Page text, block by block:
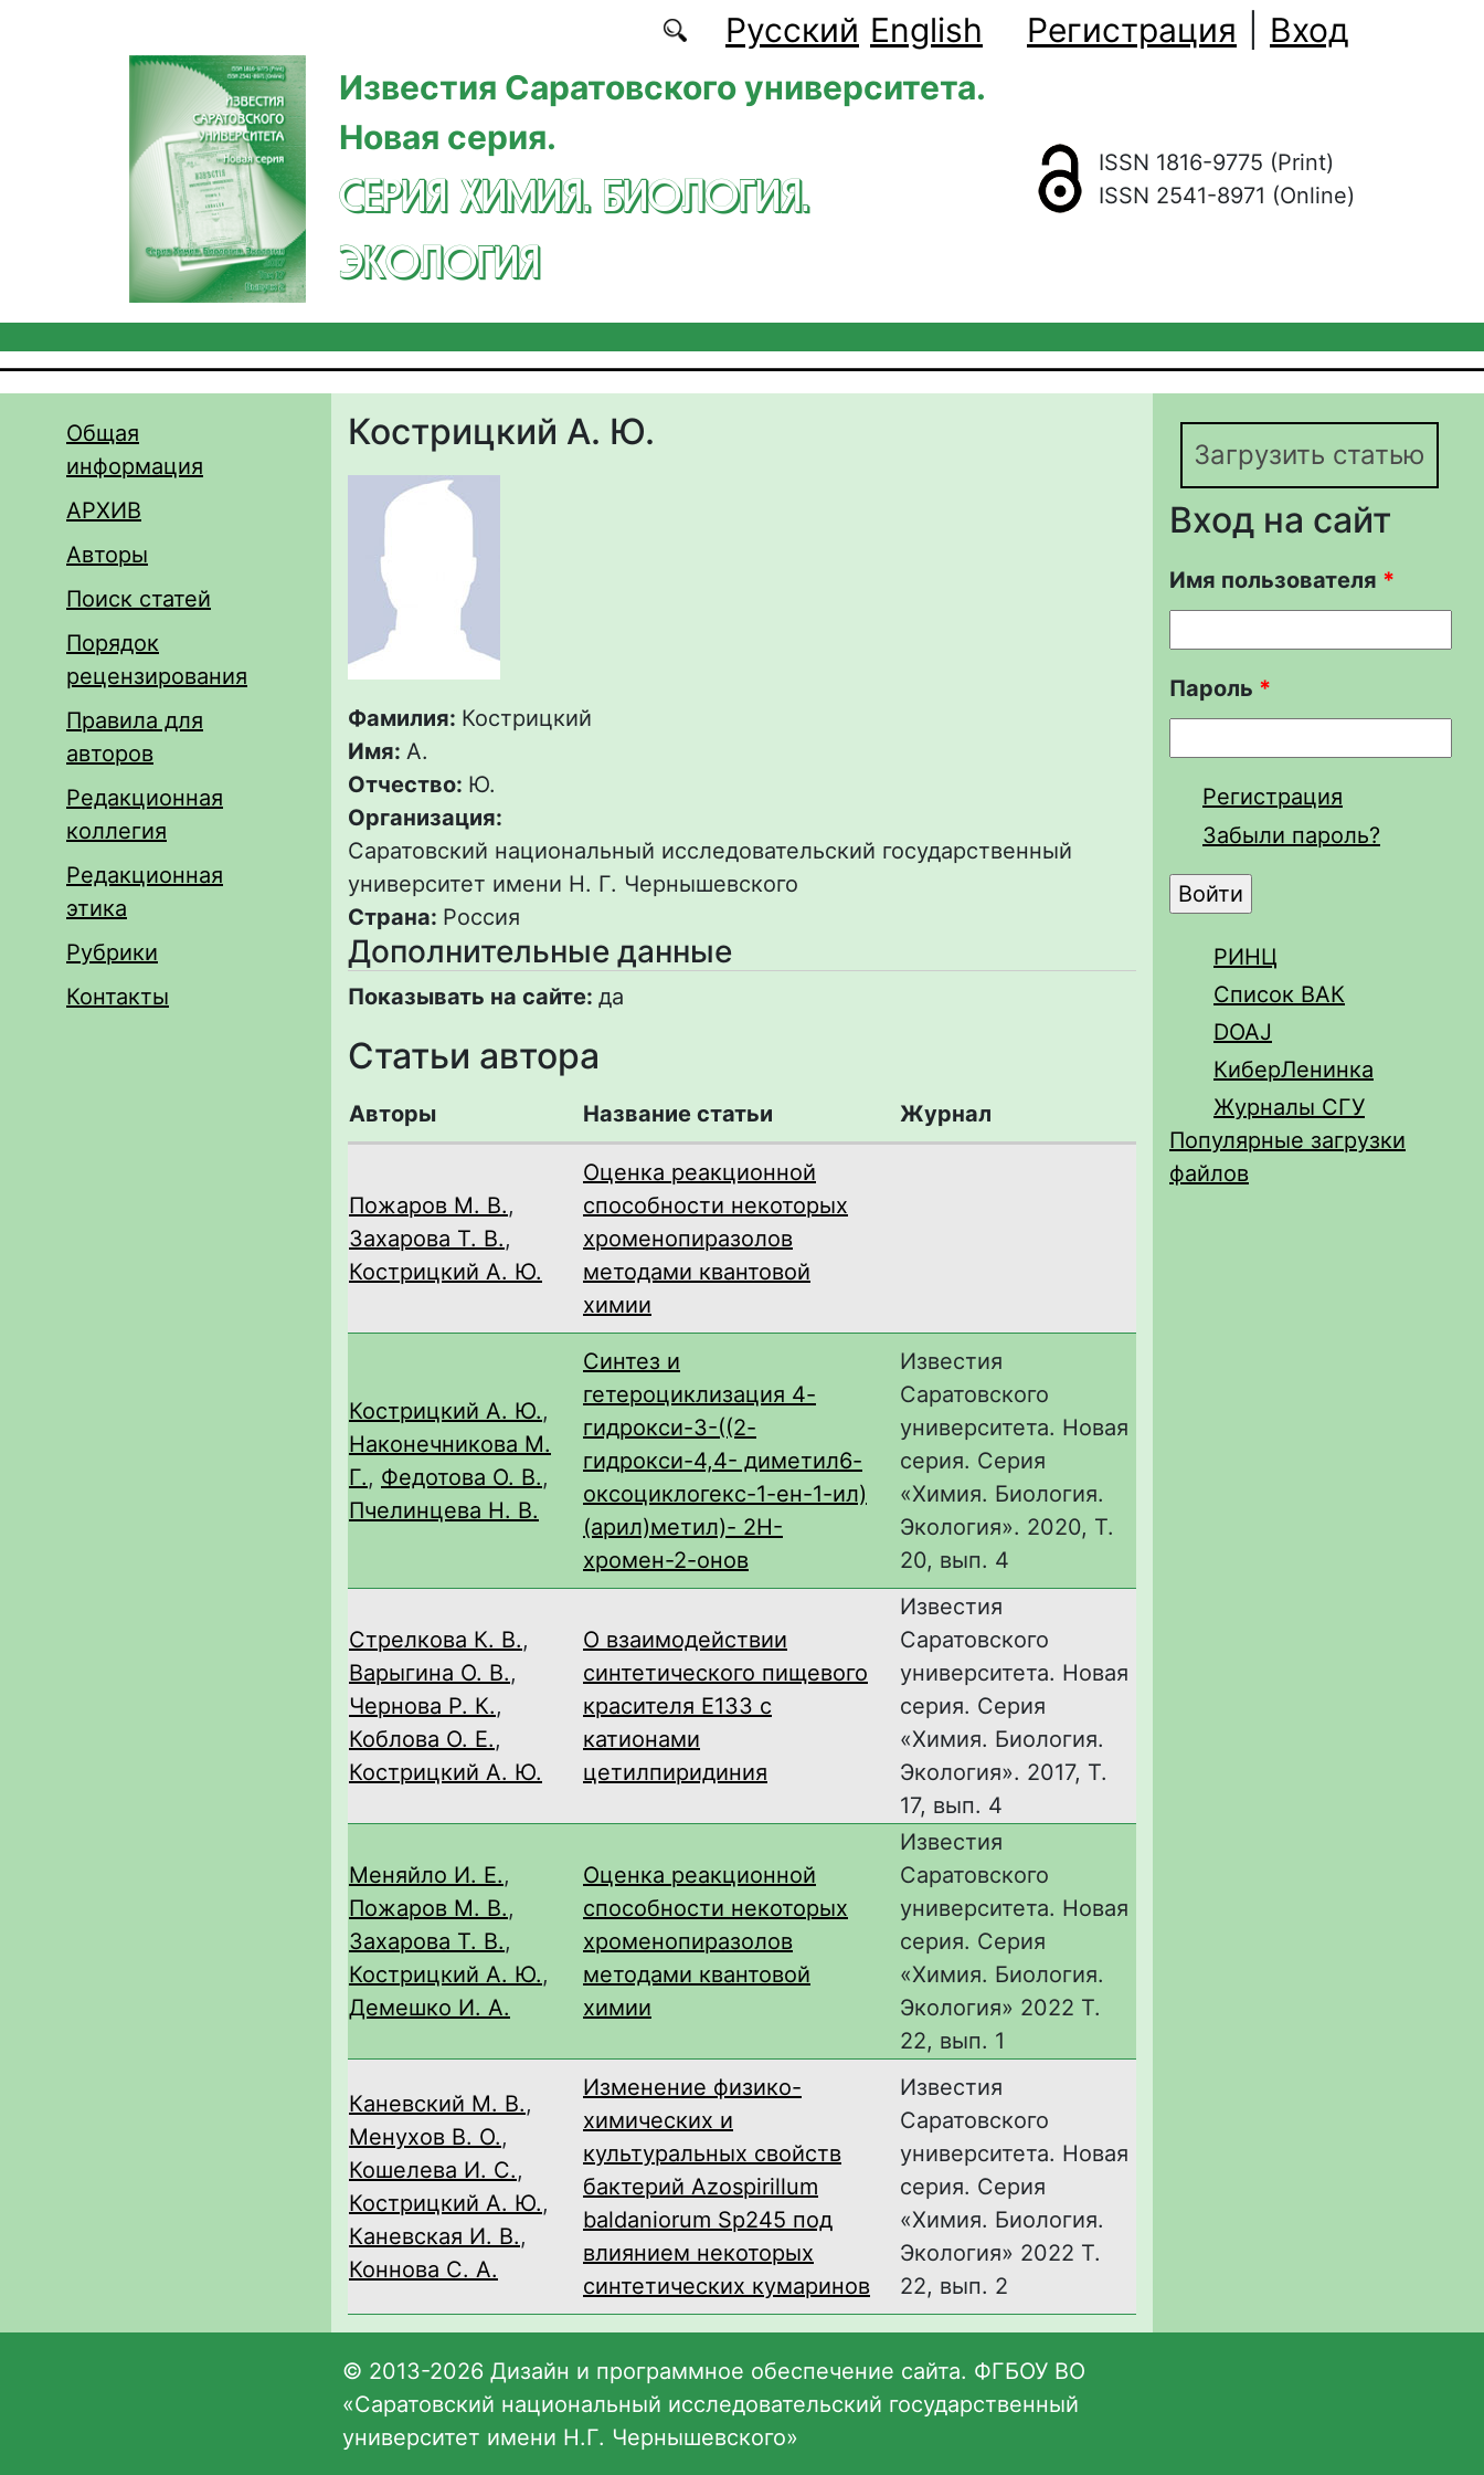
Русский English Регистрация
Вход
Известия Саратовского университета.
Новая серия.
СЕРИЯ ХИМИЯ. БИОЛОГИЯ.
ЭКОЛОГИЯ
ISSN 1816-9775 (Print)
ISSN 2541-8971 (Online)
Общая
информация
АРХИВ
Авторы
Поиск статей
Порядок
рецензирования
Правила для
авторов
Редакционная
коллегия
Редакционная
этика
Рубрики
Контакты
Кострицкий А. Ю.
Фамилия: Кострицкий
Имя: А.
Отчество: Ю.
Организация:
Саратовский национальный исследовательский государственный
университет имени Н. Г. Чернышевского
Страна: Россия
Дополнительные данные
Показывать на сайте: да
Статьи автора
Авторы Название статьи Журнал
Пожаров М. В.,
Захарова Т. В.,
Кострицкий А. Ю.
Оценка реакционной
способности некоторых
хроменопиразолов
методами квантовой
химии
Кострицкий А. Ю.,
Наконечникова М.
Г., Федотова О. В.,
Пчелинцева Н. В.
Синтез и
гетероциклизация 4-
гидрокси-3-((2-
гидрокси-4,4- диметил6-
оксоциклогекс-1-ен-1-ил)
(арил)метил)- 2H-
хромен-2-онов
Известия
Саратовского
университета. Новая
серия. Серия
«Химия. Биология.
Экология». 2020, Т.
20, вып. 4
Стрелкова К. В.,
Варыгина О. В.,
Чернова Р. К.,
Коблова О. Е.,
Кострицкий А. Ю.
О взаимодействии
синтетического пищевого
красителя Е133 с
катионами
цетилпиридиния
Известия
Саратовского
университета. Новая
серия. Серия
«Химия. Биология.
Экология». 2017, Т.
17, вып. 4
Меняйло И. Е.,
Пожаров М. В.,
Захарова Т. В.,
Кострицкий А. Ю.,
Демешко И. А.
Оценка реакционной
способности некоторых
хроменопиразолов
методами квантовой
химии
Известия
Саратовского
университета. Новая
серия. Серия
«Химия. Биология.
Экология» 2022 Т.
22, вып. 1
Каневский М. В.,
Менухов В. О.,
Кошелева И. С.,
Кострицкий А. Ю.,
Каневская И. В.,
Коннова С. А.
Изменение физико-
химических и
культуральных свойств
бактерий Azospirillum
baldaniorum Sp245 под
влиянием некоторых
синтетических кумаринов
Известия
Саратовского
университета. Новая
серия. Серия
«Химия. Биология.
Экология» 2022 Т.
22, вып. 2
Загрузить статью
Вход на сайт
Имя пользователя *
Пароль *
Регистрация
Забыли пароль?
РИНЦ
Список ВАК
DOAJ
КиберЛенинка
Журналы СГУ
Популярные загрузки
файлов
© 2013-2026 Дизайн и программное обеспечение сайта. ФГБОУ ВО
«Саратовский национальный исследовательский государственный
университет имени Н.Г. Чернышевского»